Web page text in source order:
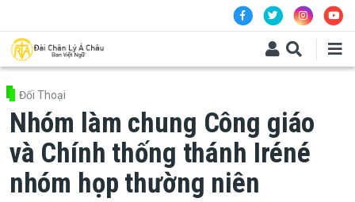
Đối Thoại
Nhóm làm chung Công giáo
và Chính thống thánh Iréné
nhóm họp thường niên